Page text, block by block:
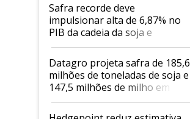
Safra recorde deve
impulsionar alta de 6,87% no
PIB da cadeia da soja e
biodiesel em 2026
Datagro projeta safra de 185,6
milhões de toneladas de soja e
147,5 milhões de milho em
2026/27